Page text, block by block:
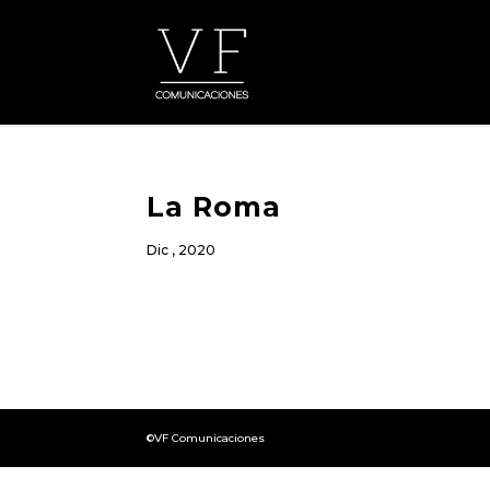
La Roma
Dic , 2020
©VF Comunicaciones